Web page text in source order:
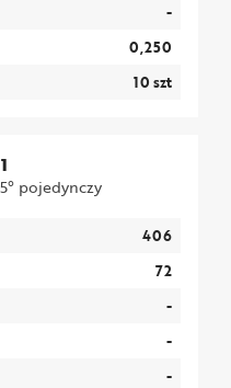
-
0,250
10 szt
pojedynczy
406
72
-
-
-